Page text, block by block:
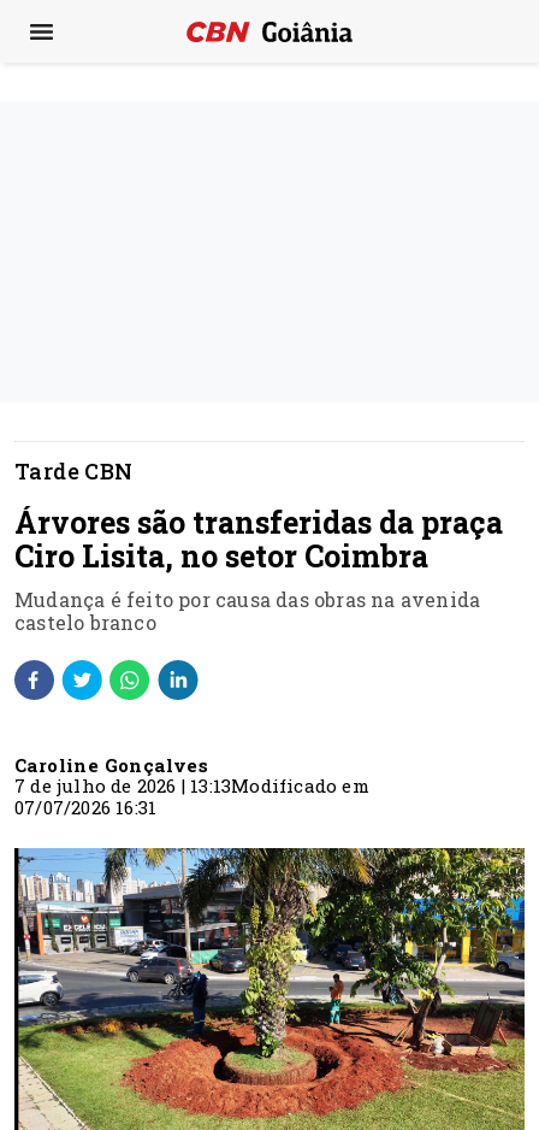
Tarde CBN
Árvores são transferidas da praça
Ciro Lisita, no setor Coimbra
Mudança é feito por causa das obras na avenida
castelo branco
Caroline Gonçalves
7 de julho de 2026 | 13:13Modificado em
07/07/2026 16:31